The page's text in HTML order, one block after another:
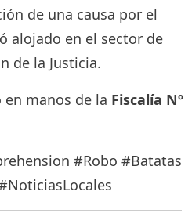
de una causa por el
alojado en el sector de
de la Justicia.
manos de la Fiscalía Nº
#Robo #Batatas